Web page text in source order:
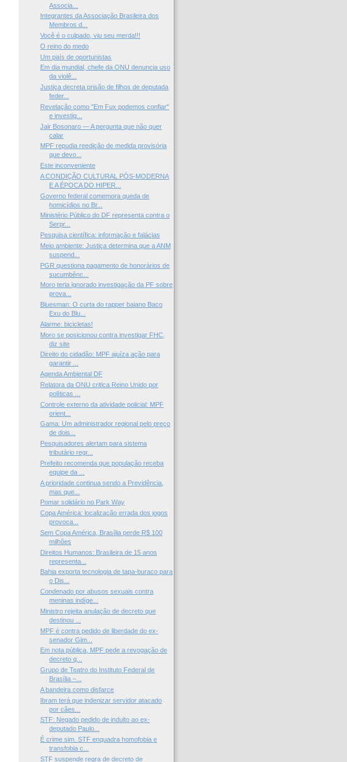
Associa...
Integrantes da Associação Brasileira dos
Membros d...
Você é o culpado, viu seu merda!!!
O reino do medo
Um país de oportunistas
Em dia mundial, chefe da ONU denuncia uso
da violê...
Justiça decreta prisão de filhos de deputada
feder...
Revelação como "Em Fux podemos confiar"
e investig...
Jair Bosonaro — A pergunta que não quer
calar
MPF repudia reedição de medida provisória
que devo...
Este inconveniente
A CONDIÇÃO CULTURAL PÓS-MODERNA
E A ÉPOCA DO HIPER...
Governo federal comemora queda de
homicídios no Br...
Ministério Público do DF representa contra o
Serpr...
Pesquisa científica: informação e falácias
Meio ambiente: Justiça determina que a ANM
suspend...
PGR questiona pagamento de honorários de
sucumbênc...
Moro teria ignorado investigação da PF sobre
prova...
Bluesman: O curta do rapper baiano Baco
Exu do Blu...
Alarme: bicicletas!
Moro se posicionou contra investigar FHC,
diz site
Direito do cidadão: MPF ajuíza ação para
garantir ...
Agenda Ambiental DF
Relatora da ONU critica Reino Unido por
políticas ...
Controle externo da atividade policial: MPF
orient...
Gama: Um administrador regional pelo preço
de dois...
Pesquisadores alertam para sistema
tributário regr...
Prefeito recomenda que população receba
equipe da ...
A prioridade continua sendo a Previdência,
mas que...
Pomar solidário no Park Way
Copa América: localização errada dos jogos
provoca...
Sem Copa América, Brasília perde R$ 100
milhões
Direitos Humanos: Brasileira de 15 anos
representa...
Bahia exporta tecnologia de tapa-buraco para
o Dis...
Condenado por abusos sexuais contra
meninas indíge...
Ministro rejeita anulação de decreto que
destinou ...
MPF é contra pedido de liberdade do ex-
senador Gim...
Em nota pública, MPF pede a revogação de
decreto q...
Grupo de Teatro do Instituto Federal de
Brasília –...
A bandeira como disfarce
Ibram terá que indenizar servidor atacado
por cães...
STF: Negado pedido de indulto ao ex-
deputado Paulo...
É crime sim. STF enquadra homofobia e
transfobia c...
STF suspende regra de decreto de